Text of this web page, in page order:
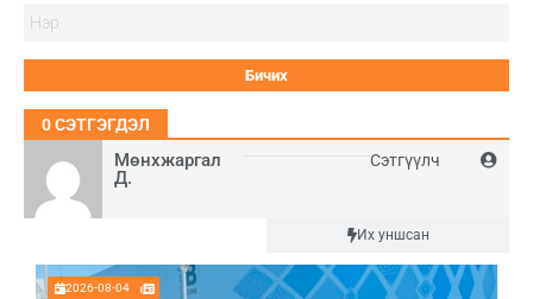
Мөнхжаргал
Д.
Сэтгүүлч
Их уншсан
2026-08-04
0СЭТГЭГДЭЛ